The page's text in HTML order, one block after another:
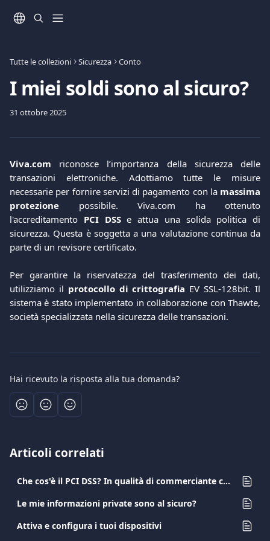
Tutte le collezioni Sicurezza Conto
I miei soldi sono al sicuro?
31 ottobre 2025
Viva.com riconosce l’importanza della sicurezza delle
transazioni elettroniche. Adottiamo tutte le misure
necessarie per fornire servizi di pagamento con la massima
protezione possibile. Viva.com ha ottenuto
l'accreditamento PCI DSSe attua una solida politica di
sicurezza. Questa è soggetta a una valutazione continua da
parte di un revisore certificato.
Per garantire la riservatezza del trasferimento dei dati,
utilizziamo il protocollo di crittografia EV SSL-128bit. Il
sistema è stato implementato in collaborazione con Thawte,
società specializzata nella sicurezza delle transazioni.
Hai ricevuto la risposta alla tua domanda?
Articoli correlati
Che cos'è il PCI DSS? In qualità di commerciante che accetta carte per i pagamenti, quali sono i miei obblighi?
Le mie informazioni private sono al sicuro?
Attiva e configura i tuoi dispositivi